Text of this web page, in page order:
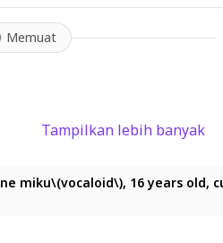
Memuat
Tampilkan lebih banyak
Star
long turquoise hair, hair
miku\(vocaloid\), 16 years